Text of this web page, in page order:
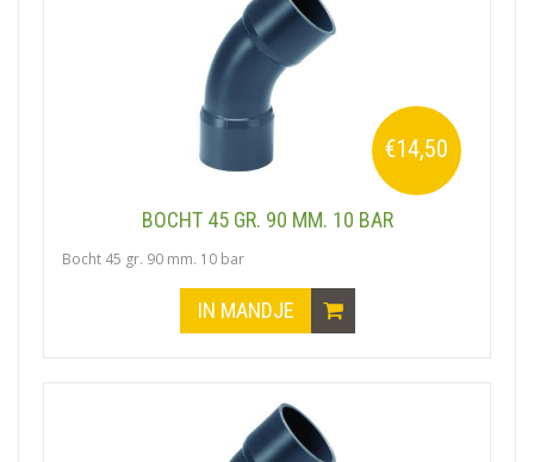
€14,50
BOCHT 45 GR. 90 MM. 10 BAR
Bocht 45 gr. 90 mm. 10 bar
IN MANDJE